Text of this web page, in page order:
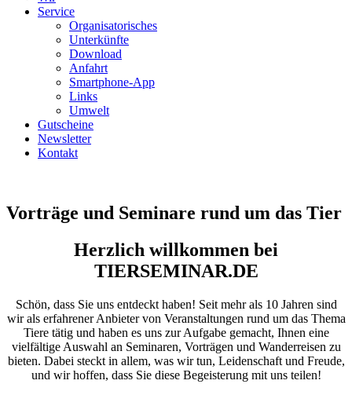
Service
Organisatorisches
Unterkünfte
Download
Anfahrt
Smartphone-App
Links
Umwelt
Gutscheine
Newsletter
Kontakt
Vorträge und Seminare rund um das Tier
Herzlich willkommen bei
TIERSEMINAR.DE
Schön, dass Sie uns entdeckt haben! Seit mehr als 10 Jahren sind
wir als erfahrener Anbieter von Veranstaltungen rund um das Thema
Tiere tätig und haben es uns zur Aufgabe gemacht, Ihnen eine
vielfältige Auswahl an Seminaren, Vorträgen und Wanderreisen zu
bieten. Dabei steckt in allem, was wir tun, Leidenschaft und Freude,
und wir hoffen, dass Sie diese Begeisterung mit uns teilen!